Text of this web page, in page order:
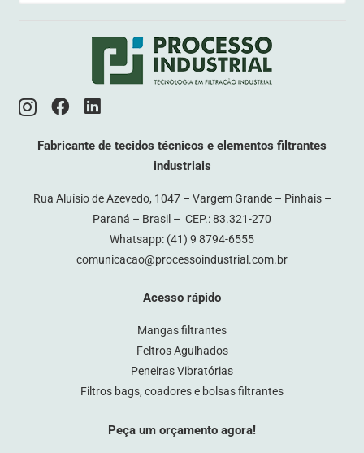
Fabricante de tecidos técnicos e elementos filtrantes
industriais
Rua Aluísio de Azevedo, 1047 – Vargem Grande – Pinhais –
Paraná – Brasil – CEP.: 83.321-270
Whatsapp: (41) 9 8794-6555
comunicacao@processoindustrial.com.br
Acesso rápido
Mangas filtrantes
Feltros Agulhados
Peneiras Vibratórias
Filtros bags, coadores e bolsas filtrantes
Peça um orçamento agora!